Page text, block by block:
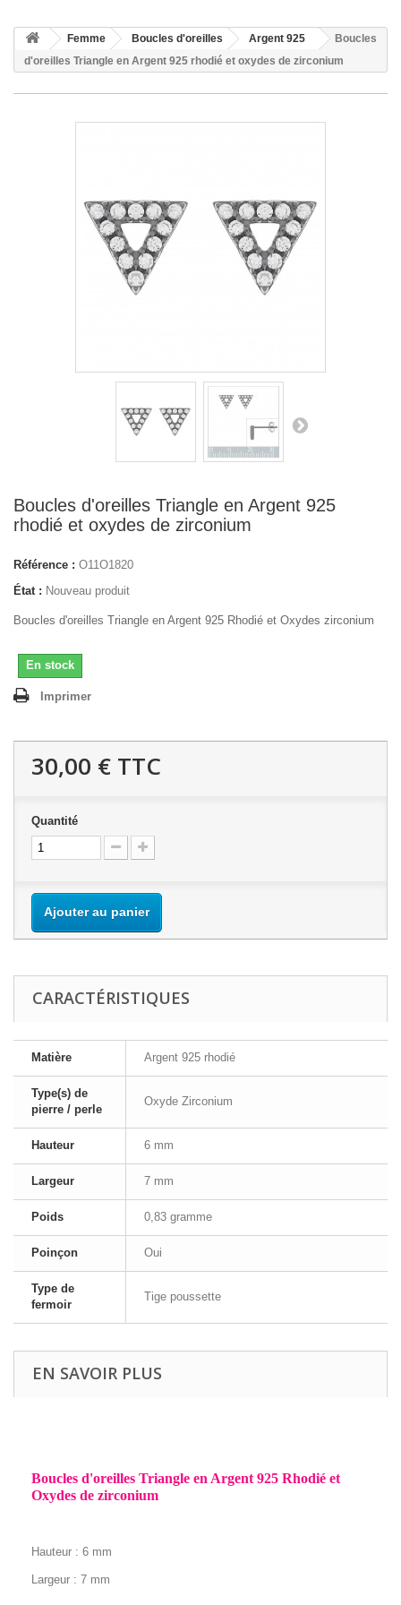
Femme Boucles d'oreilles Argent 925
Boucles
d'oreilles Triangle en Argent 925 rhodié et oxydes de zirconium
Boucles d'oreilles Triangle en Argent 925
rhodié et oxydes de zirconium
Référence : O11O1820
État : Nouveau produit
Boucles d'oreilles Triangle en Argent 925 Rhodié et Oxydes zirconium
En stock
Imprimer
30,00 € TTC
Quantité
Ajouter au panier
CARACTÉRISTIQUES
Matière Argent 925 rhodié
Type(s) de
pierre / perle
Oxyde Zirconium
Hauteur 6 mm
Largeur 7 mm
Poids 0,83 gramme
Poinçon Oui
Type de
fermoir
Tige poussette
EN SAVOIR PLUS
Boucles d'oreilles Triangle en Argent 925 Rhodié et
Oxydes de zirconium
Hauteur : 6 mm
Largeur : 7 mm